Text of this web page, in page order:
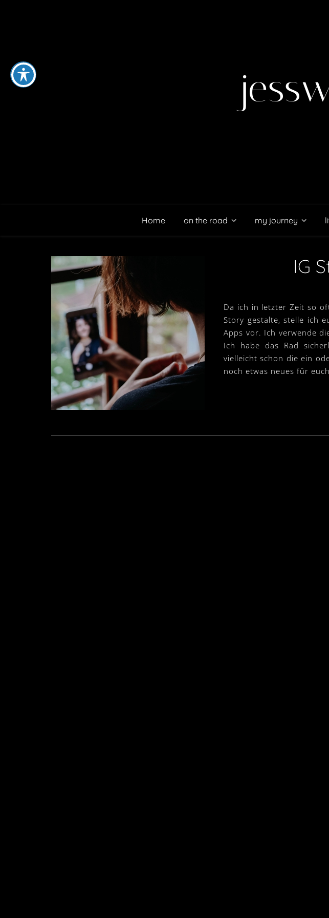
Home on the road my journey
IG
Da ich in letzter Zeit so
Story gestalte, stelle ich
Apps vor. Ich verwende
Ich habe das Rad
vielleicht schon die ein
noch etwas neues für